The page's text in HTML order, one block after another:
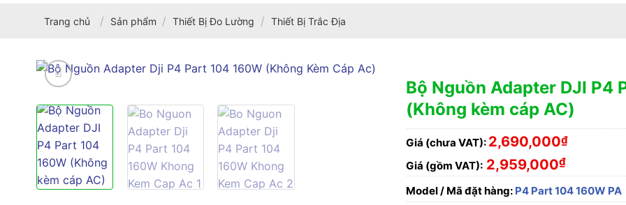
Trang chủ / Sản phẩm / Thiết Bị Đo Lường / Thiết Bị Trắc Địa
Bộ Nguồn Adapter DJI P4
(Không kèm cáp AC)
Giá (chưa VAT): 2,690,000₫
Giá (gồm VAT): 2,959,000₫
Model / Mã đặt hàng: P4 Part 104 160W PA